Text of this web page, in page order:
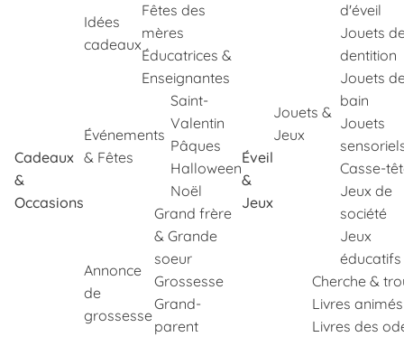
Cadeaux
&
Occasions
Idées
cadeaux
Fêtes des
mères
Éducatrices &
Enseignantes
Événements
& Fêtes
Saint-
Valentin
Pâques
Halloween
Noël
Annonce
de
grossesse
Grand frère
& Grande
soeur
Grossesse
Grand-
parent
Éveil
&
Jeux
Jouets &
Jeux
d'éveil
Jouets
dentition
Jouets
bain
Jouets
Casse-
Jeux de
société
Jeux
éducatifs
Cherche &
Livres animés
Livres des